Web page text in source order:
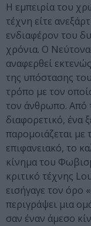
Η εμπειρία του
τέχνη είτε
ενδιαφέρον του
χρόνια. Ο
αναφερθεί
της υπόστασης
τρόπο με τον
τον άνθρωπο. Από
διαφορετικό, ένα
παρομοιάζεται
επιφανειακό, το
κίνημα του
κριτικό τέχνης
εισήγαγε τον όρο
περιγράψει μια
σαν έναν άμεσο